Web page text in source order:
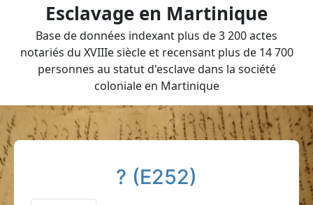
Esclavage en Martinique
Base de données indexant plus de 3 200 actes
notariés du XVIIIe siècle et recensant plus de 14 700
personnes au statut d'esclave dans la société
coloniale en Martinique
? (E252)